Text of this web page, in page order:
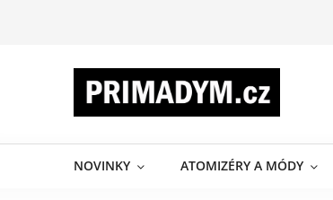
NOVINKY ATOMIZÉRY A MÓDY